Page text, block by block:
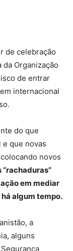
de celebração
Organização
de entrar
internacional
do que
que novas
novos
em mediar
algum tempo.
a
alguns